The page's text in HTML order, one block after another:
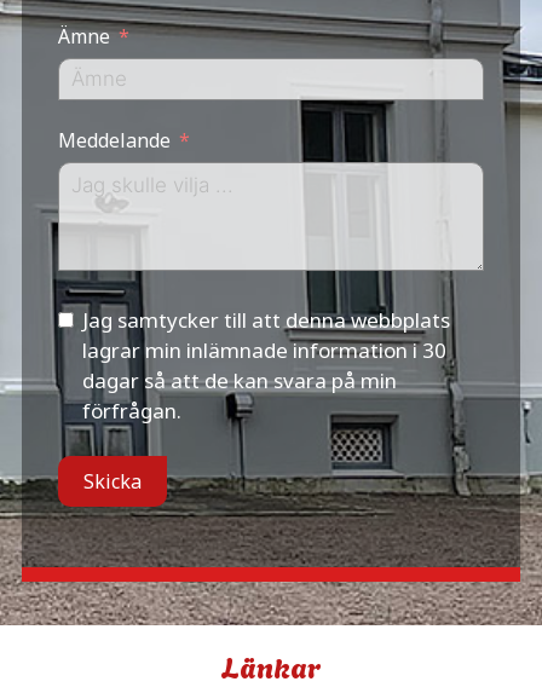
Ämne
Meddelande
Jag samtycker till att denna webbplats
lagrar min inlämnade information i 30
dagar så att de kan svara på min
förfrågan.
Skicka
Länkar